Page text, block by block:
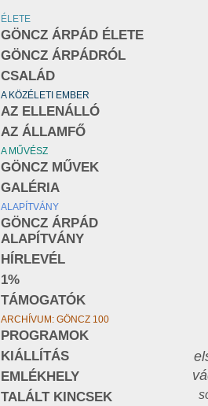
ÉLETE
GÖNCZ ÁRPÁD ÉLETE
GÖNCZ ÁRPÁDRÓL
CSALÁD
A KÖZÉLETI EMBER
AZ ELLENÁLLÓ
AZ ÁLLAMFŐ
A MŰVÉSZ
GÖNCZ MŰVEK
GALÉRIA
ALAPÍTVÁNY
GÖNCZ ÁRPÁD
ALAPÍTVÁNY
HÍRLEVÉL
1%
TÁMOGATÓK
ARCHÍVUM: GÖNCZ 100
PROGRAMOK
KIÁLLÍTÁS
EMLÉKHELY
TALÁLT KINCSEK